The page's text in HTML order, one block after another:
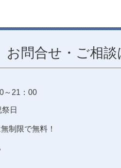
お問合せ・ご相
～21：00
日
制限で無料！